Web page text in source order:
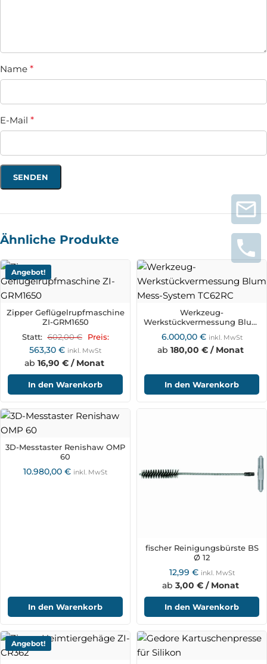
Name *
E-Mail *
Ähnliche Produkte
Angebot!
Zipper Geflügelrupfmaschine
ZI-GRM1650
Statt: 602,00€ Preis:
563,30 € inkl. MwSt
ab 16,90 € / Monat
In den Warenkorb
Werkzeug-
Werkstückvermessung Blum
Mess-System TC62RC
6.000,00 € inkl. MwSt
ab 180,00 € / Monat
In den Warenkorb
3D-Messtaster Renishaw OMP
60
10.980,00 € inkl. MwSt
In den Warenkorb
fischer Reinigungsbürste BS
Ø 12
12,99 € inkl. MwSt
ab 3,00 € / Monat
In den Warenkorb
Angebot!